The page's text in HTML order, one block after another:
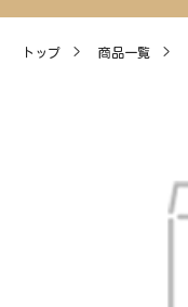
トップ > 商品一覧 >